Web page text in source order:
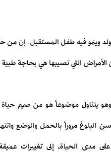
وينمو فيه طفل المستقبل. إن
الأمراض التي تصيبها هي بحاجة
موضوعاً هو من صميم حياة
مروراً بالحمل والوضع
على مدى الحياة، إلى تغييرات